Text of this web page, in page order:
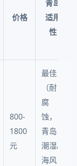
价格
青岛
适用
性
800-
1800
元
最佳
（耐
腐
蚀，
青岛
潮湿/
海风